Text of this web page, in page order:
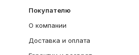
Покупателю
О компании
Доставка и оплата